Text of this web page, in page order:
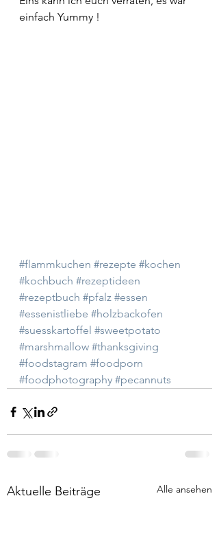
einfach Yummy !
#flammkuchen #rezepte #kochen
#kochbuch #rezeptideen
#rezeptbuch #pfalz #essen
#essenistliebe #holzbackofen
#suesskartoffel #sweetpotato
#marshmallow #thanksgiving
#foodstagram #foodporn
#foodphotography #pecannuts
Aktuelle Beiträge Alle ansehen